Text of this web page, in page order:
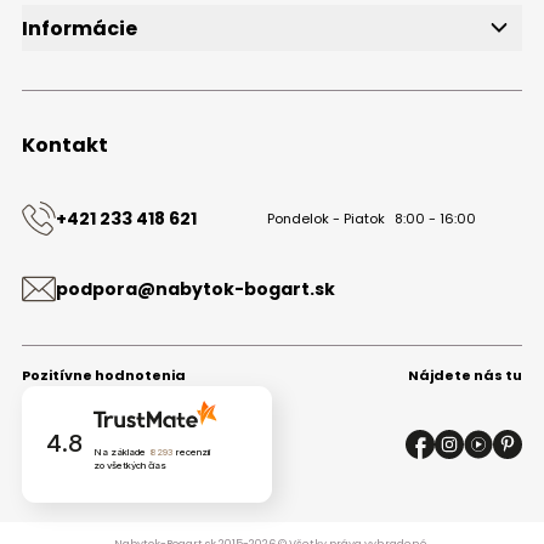
Informácie
Obchodné podmienky
Kontakt
Kontakt
+421 233 418 621 Pondelok - Piatok 8:00 - 16:00
podpora@nabytok-bogart.sk
Pozitívne hodnotenia
4.8 Na základe 8293 recenzií
zo všetkých čias
Nájdete nás tu